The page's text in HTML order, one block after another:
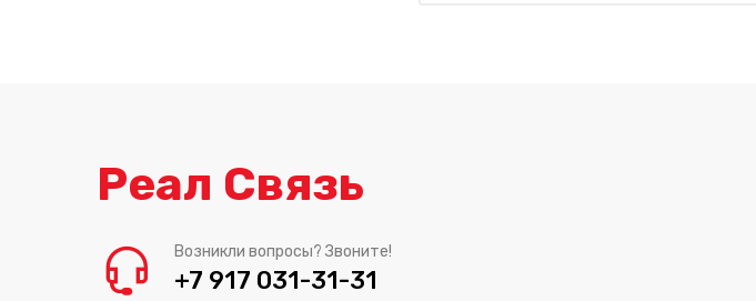
Реал Связь
Возникли вопросы? Звоните!
+7 917 031-31-31